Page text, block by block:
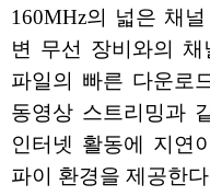
160MHz의 넓은 채
변 무선 장비와의
파일의 빠른 다운로
동영상 스트리밍과
인터넷 활동에 지연
파이 환경을 제공한